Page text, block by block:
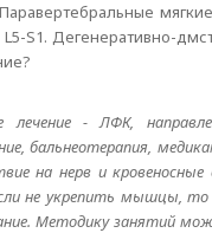
S1. Дегенеративно-
- ЛФК,
бальнеотерапия,
на нерв и
не укрепить мышцы,
Методику занятий